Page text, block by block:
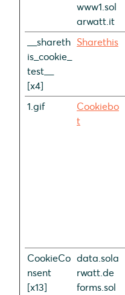
www1.sol
arwatt.it
__shareth
is_cookie_
test__
[x4]
Sharethis
1.gif
Cookiebo
t
CookieCo
nsent
[x13]
data.sola
rwatt.de
forms.sol